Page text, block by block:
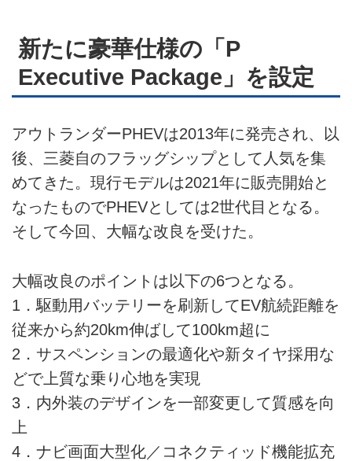
新たに豪華仕様の「P
Executive Package」を設定
アウトランダーPHEVは2013年に発売され、以
後、三菱自のフラッグシップとして人気を集
めてきた。現行モデルは2021年に販売開始と
なったものでPHEVとしては2世代目となる。
そして今回、大幅な改良を受けた。
大幅改良のポイントは以下の6つとなる。
1．駆動用バッテリーを刷新してEV航続距離を
従来から約20km伸ばして100km超に
2．サスペンションの最適化や新タイヤ採用な
どで上質な乗り心地を実現
3．内外装のデザインを一部変更して質感を向
上
4．ナビ画面大型化／コネクティッド機能拡充